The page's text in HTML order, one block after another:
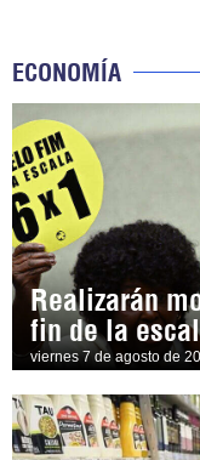
ECONOMÍA
Realizarán
fin de la
viernes 7 de agosto de